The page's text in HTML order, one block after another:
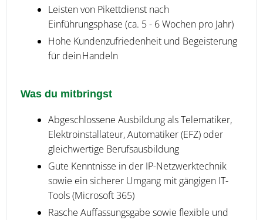
Leisten von Pikettdienst nach
Einführungsphase (ca. 5 - 6 Wochen pro Jahr)
Hohe Kundenzufriedenheit und Begeisterung
für dein Handeln
Was du mitbringst
Abgeschlossene Ausbildung als Telematiker,
Elektroinstallateur, Automatiker (EFZ) oder
gleichwertige Berufsausbildung
Gute Kenntnisse in der IP-Netzwerktechnik
sowie ein sicherer Umgang mit gängigen IT-
Tools (Microsoft 365)
Rasche Auffassungsgabe sowie flexible und